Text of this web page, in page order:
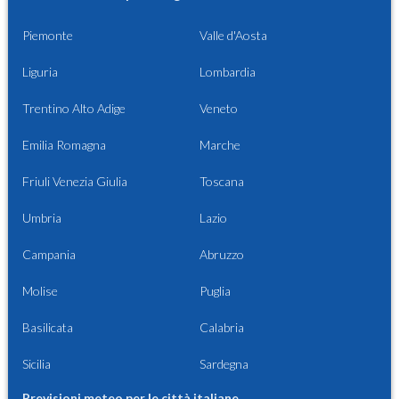
Piemonte Valle d'Aosta
Liguria Lombardia
Trentino Alto Adige Veneto
Emilia Romagna Marche
Friuli Venezia Giulia Toscana
Umbria Lazio
Campania Abruzzo
Molise Puglia
Basilicata Calabria
Sicilia Sardegna